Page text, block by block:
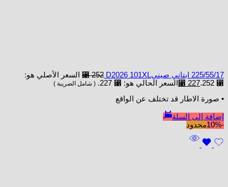
225/55/17 ابتاني صينيD2026 101XL ⃁252
السعر الأصلي هو:
⃁ 252.
⃁ 227 السعر الحالي هو: ⃁ 227. ( شامل الضريبة )
• صورة الاطار قد تختلف عن الواقع
إضافة إلى السلة
-10%
محدود